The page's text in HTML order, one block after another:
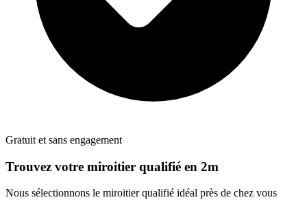
Gratuit et sans engagement
Trouvez votre miroitier qualifié en 2m
Nous sélectionnons le miroitierqualifié idéal près de chez vous